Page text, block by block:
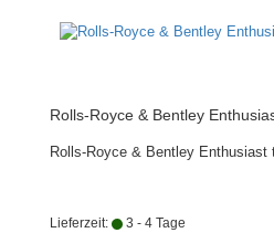
Rolls-Royce & Bentley
Rolls-Royce & Bentley Enthusiast
Lieferzeit: 3 - 4 Tage